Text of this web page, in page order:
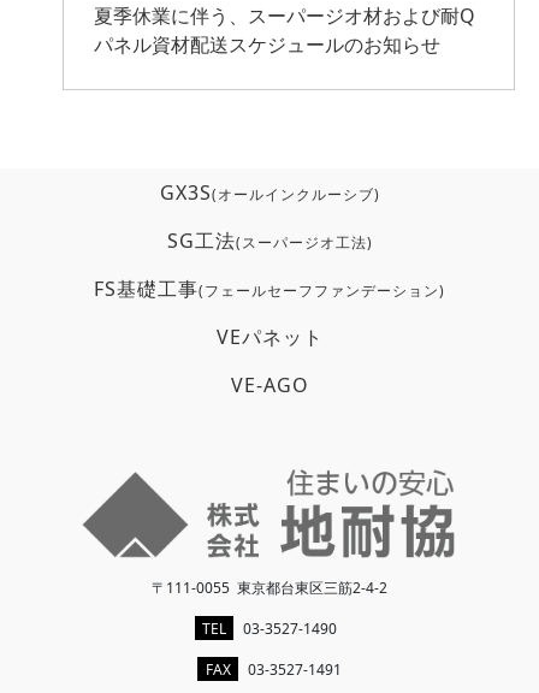
夏季休業に伴う、スーパージオ材および耐Q
パネル資材配送スケジュールのお知らせ
GX3S(オールインクルーシブ)
SG工法(スーパージオ工法)
FS基礎工事(フェールセーフファンデーション)
VEパネット
VE-AGO
〒111-0055 東京都台東区三筋2-4-2
TEL
03-3527-1490
FAX
03-3527-1491